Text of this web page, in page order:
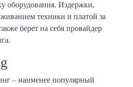
оборудования. Издержки,
техники и платой за
берет на себя провайдер
– наименее популярный